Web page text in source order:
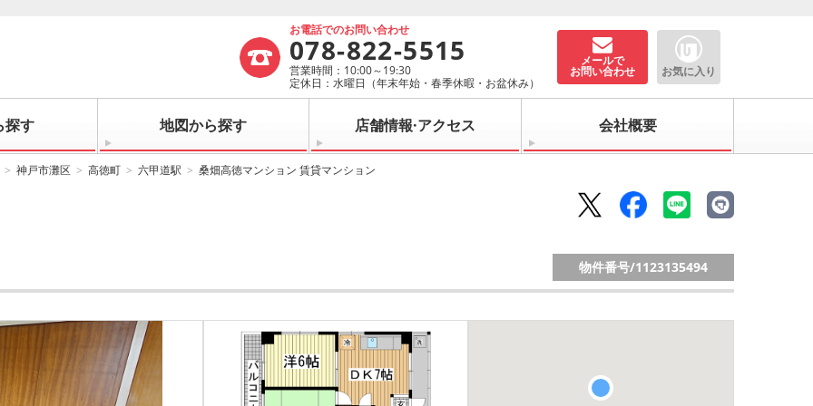
お電話でのお問い合わせ
078-822-5515
営業時間：10:00～19:30
定休日：水曜日（年末年始・春季休暇・お盆休み）
メールで
お問い合わせ お気に入り
探す 地図から探す 店舗情報·アクセス 会社概要
神戸市灘区 高徳町 六甲道駅 桑畑高徳マンション 賃貸マンション
物件番号/1123135494